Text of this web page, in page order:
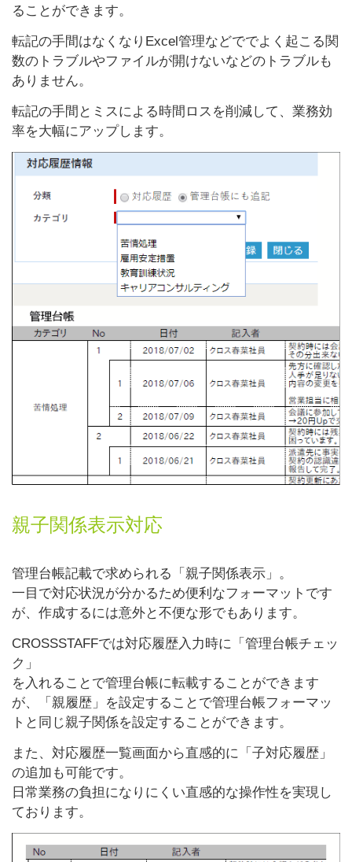
ることができます。
転記の手間はなくなりExcel管理などででよく起こる関
数のトラブルやファイルが開けないなどのトラブルも
ありません。
転記の手間とミスによる時間ロスを削減して、業務効
率を大幅にアップします。
親子関係表示対応
管理台帳記載で求められる「親子関係表示」。
一目で対応状況が分かるため便利なフォーマットです
が、作成するには意外と不便な形でもあります。
CROSSSTAFFでは対応履歴入力時に「管理台帳チェッ
ク」
を入れることで管理台帳に転載することができます
が、「親履歴」を設定することで管理台帳フォーマッ
トと同じ親子関係を設定することができます。
また、対応履歴一覧画面から直感的に「子対応履歴」
の追加も可能です。
日常業務の負担になりにくい直感的な操作性を実現し
ております。